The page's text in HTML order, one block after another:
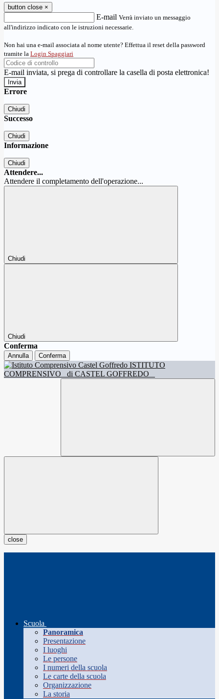
button close ×
E-mail Verrà inviato un messaggio
all'indirizzo indicato con le istruzioni necessarie.
Non hai una e-mail associata al nome utente? Effettua il reset della password
tramite la Login Spaggiari
E-mail inviata, si prega di controllare la casella di posta elettronica!
Errore
Chiudi
Successo
Chiudi
Informazione
Chiudi
Attendere...
Attendere il completamento dell'operazione...
Chiudi
Chiudi
Conferma
Annulla Conferma
ISTITUTO
COMPRENSIVO
di CASTEL GOFFREDO
close
Scuola
Panoramica
Presentazione
I luoghi
Le persone
I numeri della scuola
Le carte della scuola
Organizzazione
La storia